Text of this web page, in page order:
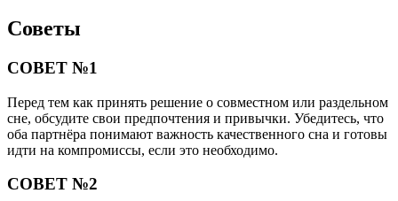
Советы
СОВЕТ №1
Перед тем как принять решение о совместном или раздельном
сне, обсудите свои предпочтения и привычки. Убедитесь, что
оба партнёра понимают важность качественного сна и готовы
идти на компромиссы, если это необходимо.
СОВЕТ №2